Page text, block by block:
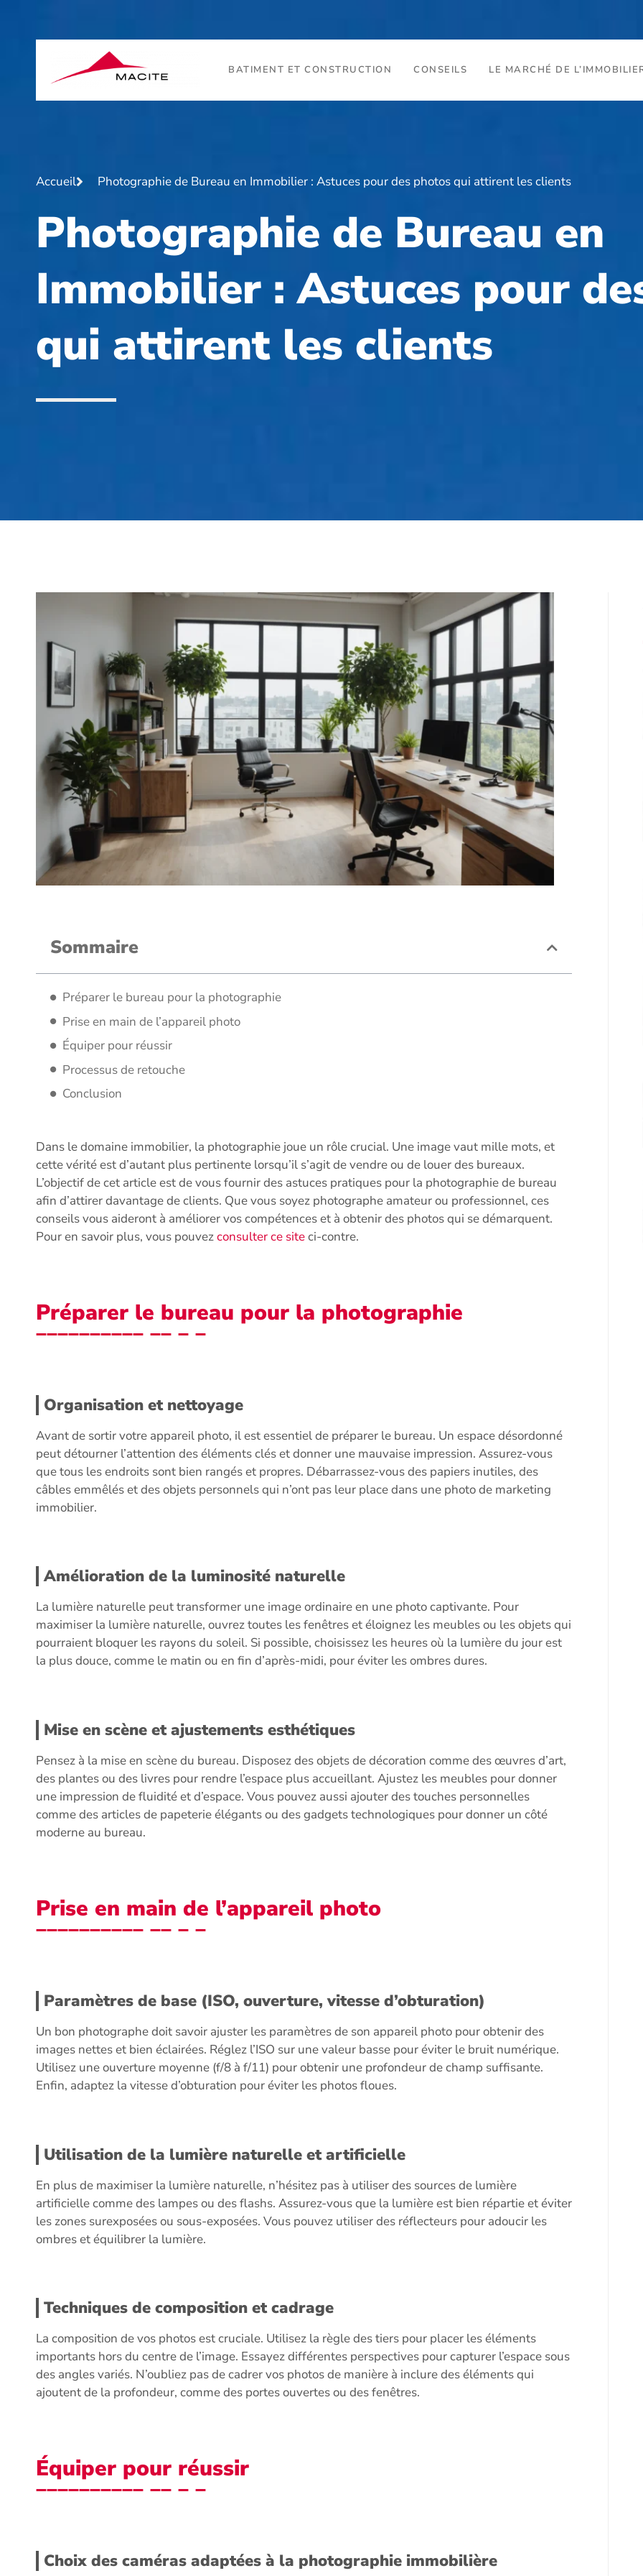
BATIMENT ET CONSTRUCTION CONSEILS LE MARCHÉ DE
Accueil Photographie de Bureau en Immobilier : Astuces pour des photos qui attirent les clients
Photographie de Bureau en
Immobilier : Astuces pour
qui attirent les clients
Sommaire
Préparer le bureau pour la photographie
Prise en main de l’appareil photo
Équiper pour réussir
Processus de retouche
Conclusion
Dans le domaine immobilier, la photographie joue un rôle crucial. Une image vaut mille mots, et
cette vérité est d’autant plus pertinente lorsqu’il s’agit de vendre ou de louer des bureaux.
L’objectif de cet article est de vous fournir des astuces pratiques pour la photographie de bureau
afin d’attirer davantage de clients. Que vous soyez photographe amateur ou professionnel, ces
conseils vous aideront à améliorer vos compétences et à obtenir des photos qui se démarquent.
Pour en savoir plus, vous pouvezconsulter ce siteci-contre.
Préparer le bureau pour la photographie
Organisation et nettoyage
Avant de sortir votre appareil photo, il est essentiel de préparer le bureau. Un espace désordonné
peut détourner l’attention des éléments clés et donner une mauvaise impression. Assurez-vous
que tous les endroits sont bien rangés et propres. Débarrassez-vous des papiers inutiles, des
câbles emmêlés et des objets personnels qui n’ont pas leur place dans une photo de marketing
immobilier.
Amélioration de la luminosité naturelle
La lumière naturelle peut transformer une image ordinaire en une photo captivante. Pour
maximiser la lumière naturelle, ouvrez toutes les fenêtres et éloignez les meubles ou les objets qui
pourraient bloquer les rayons du soleil. Si possible, choisissez les heures où la lumière du jour est
la plus douce, comme le matin ou en fin d’après-midi, pour éviter les ombres dures.
Mise en scène et ajustements esthétiques
Pensez à la mise en scène du bureau. Disposez des objets de décoration comme des œuvres d’art,
des plantes ou des livres pour rendre l’espace plus accueillant. Ajustez les meubles pour donner
une impression de fluidité et d’espace. Vous pouvez aussi ajouter des touches personnelles
comme des articles de papeterie élégants ou des gadgets technologiques pour donner un côté
moderne au bureau.
Prise en main de l’appareil photo
Paramètres de base (ISO, ouverture, vitesse d’obturation)
Un bon photographe doit savoir ajuster les paramètres de son appareil photo pour obtenir des
images nettes et bien éclairées. Réglez l’ISO sur une valeur basse pour éviter le bruit numérique.
Utilisez une ouverture moyenne (f/8 à f/11) pour obtenir une profondeur de champ suffisante.
Enfin, adaptez la vitesse d’obturation pour éviter les photos floues.
Utilisation de la lumière naturelle et artificielle
En plus de maximiser la lumière naturelle, n’hésitez pas à utiliser des sources de lumière
artificielle comme des lampes ou des flashs. Assurez-vous que la lumière est bien répartie et éviter
les zones surexposées ou sous-exposées. Vous pouvez utiliser des réflecteurs pour adoucir les
ombres et équilibrer la lumière.
Techniques de composition et cadrage
La composition de vos photos est cruciale. Utilisez la règle des tiers pour placer les éléments
importants hors du centre de l’image. Essayez différentes perspectives pour capturer l’espace sous
des angles variés. N’oubliez pas de cadrer vos photos de manière à inclure des éléments qui
ajoutent de la profondeur, comme des portes ouvertes ou des fenêtres.
Équiper pour réussir
Choix des caméras adaptées à la photographie immobilière